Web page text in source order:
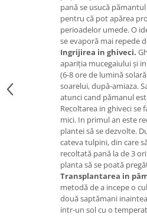
pană se usucă
pentru că pot apărea
perioadelor umede. O
se evaporă mai repede
Ingrijirea in ghiveci.
apariția mucegaiului și
(6-8 ore de lumină
soarelui, după-amiaza.
atunci cand pămanul
Recoltarea in ghiveci
mici. In primul an este
plantei să se dezvolte.
cateva tulpini, din care
recoltată pană la de 3
planta să se poată
Transplantarea in
metodă de a incepe o
două saptămani
intr-un sol cu o